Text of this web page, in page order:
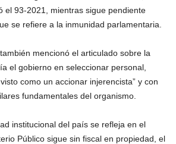
el 93-2021, mientras sigue pendiente
se refiere a la inmunidad parlamentaria.
mencionó el articulado sobre la
el gobierno en seleccionar personal,
como un accionar injerencista” y con
fundamentales del organismo.
institucional del país se refleja en el
Público sigue sin fiscal en propiedad, el